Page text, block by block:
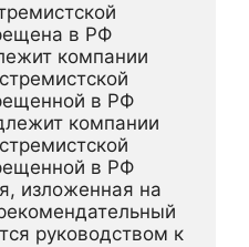
в РФ
компании
в РФ
компании
в РФ
изложенная на
руководством к